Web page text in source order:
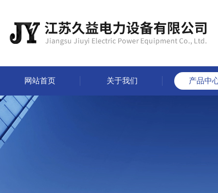
网站首页 关于我们 产品中